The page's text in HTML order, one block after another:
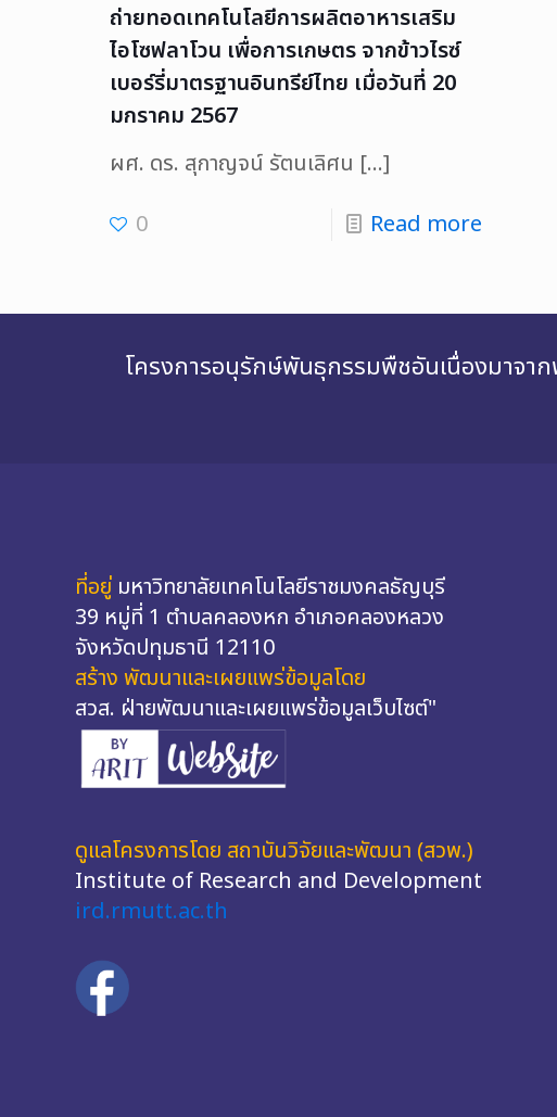
ถ่ายทอดเทคโนโลยีการผลิตอาหารเสริม
ไอโซฟลาโวน เพื่อการเกษตร จากข้าวไรซ์
เบอร์รี่มาตรฐานอินทรีย์ไทย เมื่อวันที่ 20
มกราคม 2567
ผศ. ดร. สุกาญจน์ รัตนเลิศน […]
0
Read more
โครงการอนุรักษ์พันธุกรรมพืชอันเนื่องมาจาก
ที่อยู่ มหาวิทยาลัยเทคโนโลยีราชมงคลธัญบุรี
39 หมู่ที่ 1 ตำบลคลองหก อำเภอคลองหลวง
จังหวัดปทุมธานี 12110
สร้าง พัฒนาและเผยแพร่ข้อมูลโดย
สวส. ฝ่ายพัฒนาและเผยแพร่ข้อมูลเว็บไซต์"
ดูแลโครงการโดย สถาบันวิจัยและพัฒนา (สวพ.)
Institute of Research and Development
ird.rmutt.ac.th